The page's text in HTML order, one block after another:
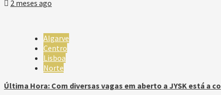
2 meses ago
Algarve
Centro
Lisboa
Norte
Última Hora: Com diversas vagas em aberto a JYSK está a